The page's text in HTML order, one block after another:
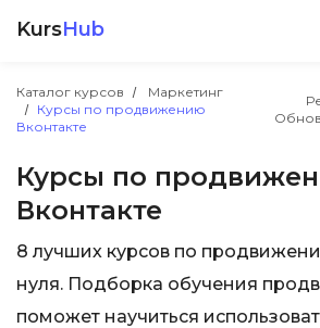
KursHub
Каталог курсов
Маркетинг
Курсы по продвижению
Вконтакте
Курсы по
Вконтакте
8 лучших курсов по
нуля. Подборка обучения
поможет научиться
Маркетинг